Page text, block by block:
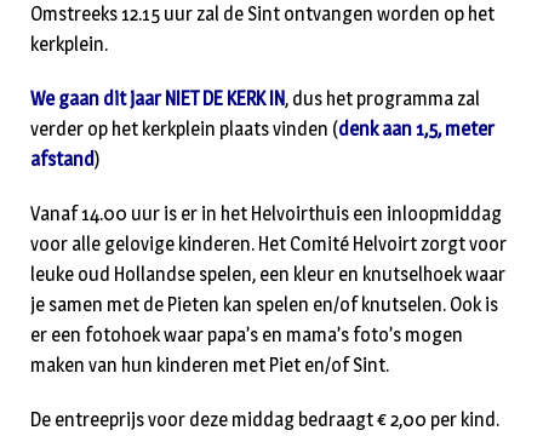
Omstreeks 12.15 uur zal de Sint ontvangen worden op het
kerkplein.
We gaan dit jaar NIET DE KERK IN, dus het programma zal
verder op het kerkplein plaats vinden (denk aan 1,5, meter
afstand)
Vanaf 14.00 uur is er in het Helvoirthuis een inloopmiddag
voor alle gelovige kinderen. Het Comité Helvoirt zorgt voor
leuke oud Hollandse spelen, een kleur en knutselhoek waar
je samen met de Pieten kan spelen en/of knutselen. Ook is
er een fotohoek waar papa’s en mama’s foto’s mogen
maken van hun kinderen met Piet en/of Sint.
De entreeprijs voor deze middag bedraagt € 2,00 per kind.